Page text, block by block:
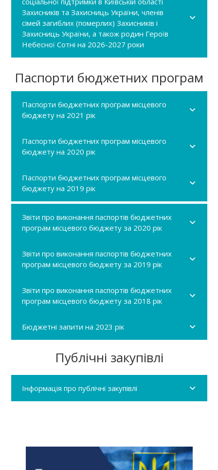
Захисників та Захисниць України, членів
сімей загиблих (померлих) Захисників і
Захисниць України, а також родин Героїв
Небесної Сотні на 2026-2027 роки
Паспорти бюджетних програм
Паспорти бюджетних програм місцевого
бюджету на 2021 рік
Паспорти бюджетних програм місцевого
бюджету на 2020 рік
Паспорти бюджетних програм місцевого
бюджету на 2019 рік
Звіти про виконання паспортів бюджетних
програм місцевого бюджету за 2020 рік
Звіти про виконання паспортів бюджетних
програм місцевого бюджету за 2019 рік
Звіти про виконання паспортів бюджетних
програм місцевого бюджету за 2018 рік
Бюджетні запити на 2023 рік
Публічні закупівлі
Інформація про публічні закупівлі